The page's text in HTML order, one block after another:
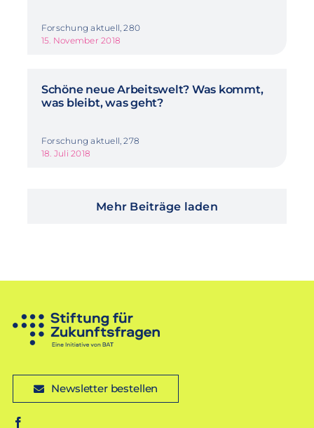
Forschung aktuell, 280
15. November 2018
Schöne neue Arbeitswelt? Was kommt,
was bleibt, was geht?
Forschung aktuell, 278
18. Juli 2018
Mehr Beiträge laden
Newsletter bestellen